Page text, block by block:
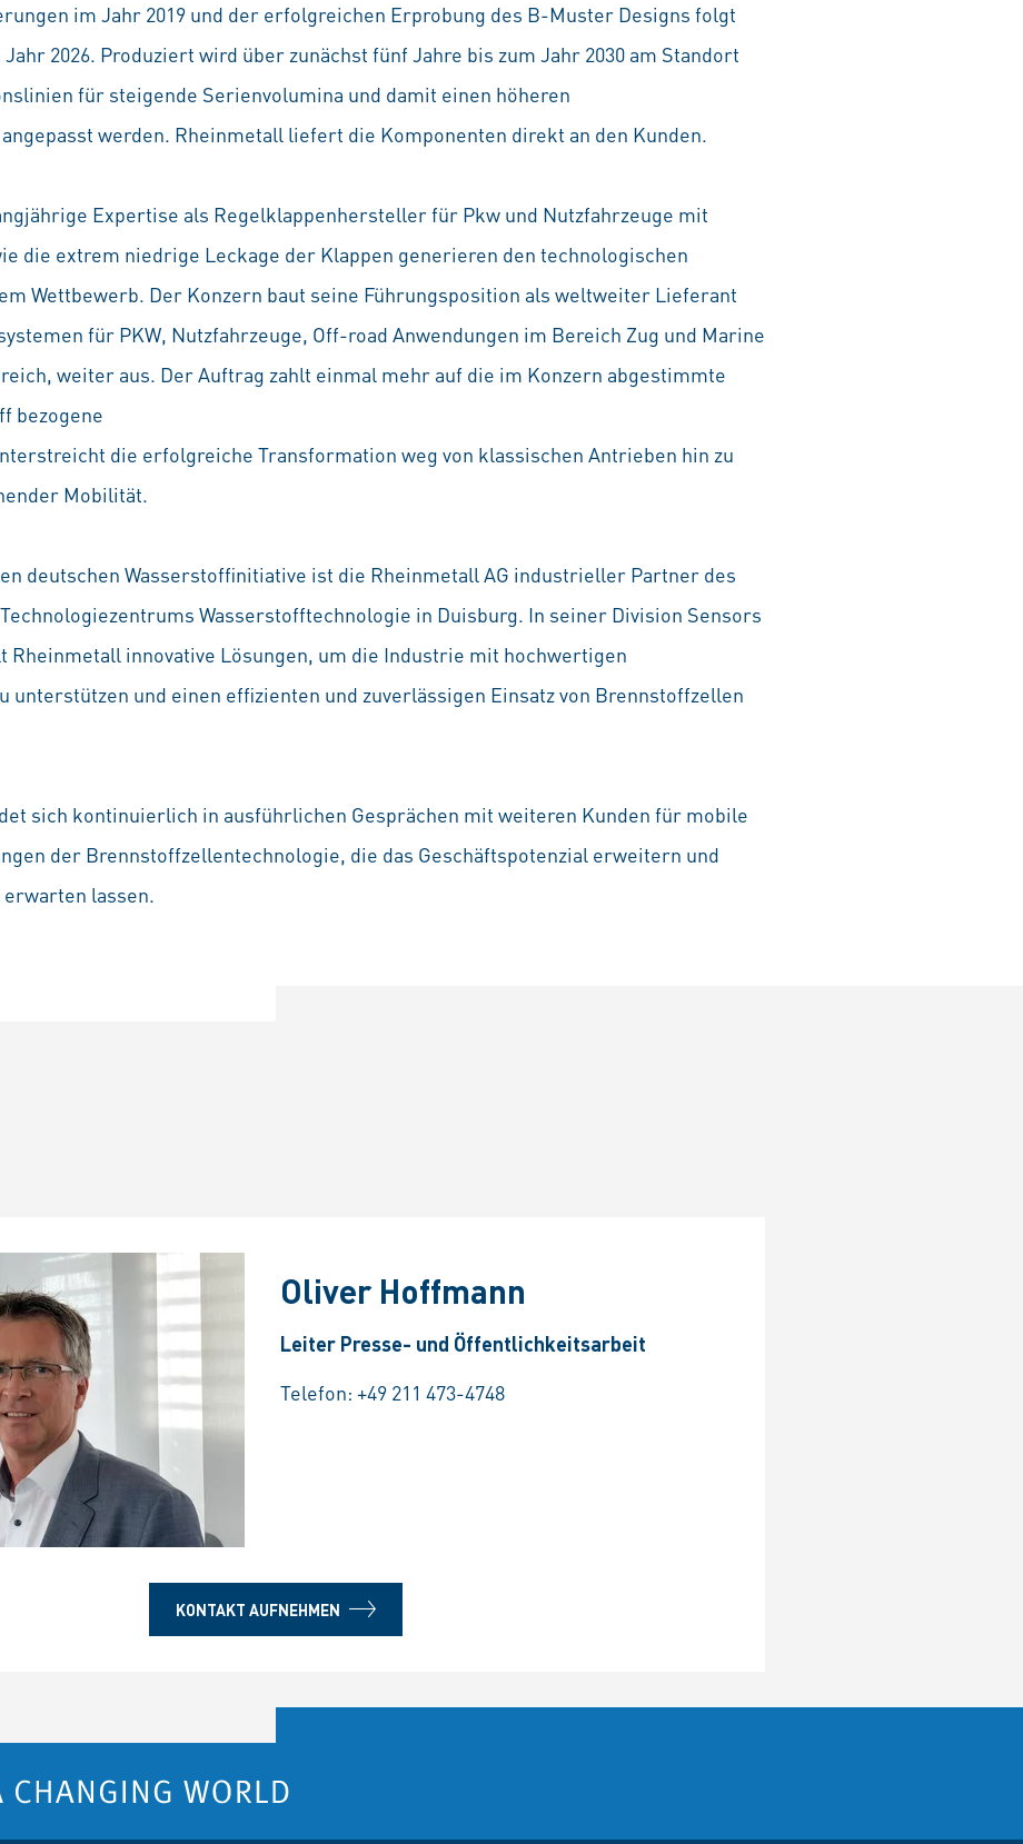
im Jahr 2019 und der erfolgreichen Erprobung des B-Muster Designs folgt
2026. Produziert wird über zunächst fünf Jahre bis zum Jahr 2030 am Standort
für steigende Serienvolumina und damit einen höheren
werden. Rheinmetall liefert die Komponenten direkt an den Kunden.
Expertise als Regelklappenhersteller für Pkw und Nutzfahrzeuge mit
die extrem niedrige Leckage der Klappen generieren den technologischen
Wettbewerb. Der Konzern baut seine Führungsposition als weltweiter Lieferant
für PKW, Nutzfahrzeuge, Off-road Anwendungen im Bereich Zug und Marine
weiter aus. Der Auftrag zahlt einmal mehr auf die im Konzern abgestimmte
bezogene
die erfolgreiche Transformation weg von klassischen Antrieben hin zu
Mobilität.
deutschen Wasserstoffinitiative ist die Rheinmetall AG industrieller Partner des
Wasserstofftechnologie in Duisburg. In seiner Division Sensors
Rheinmetall innovative Lösungen, um die Industrie mit hochwertigen
unterstützen und einen effizienten und zuverlässigen Einsatz von Brennstoffzellen
sich kontinuierlich in ausführlichen Gesprächen mit weiteren Kunden für mobile
der Brennstoffzellentechnologie, die das Geschäftspotenzial erweitern und
lassen.
Oliver Hoffmann
Leiter Presse- und Öffentlichkeitsarbeit
Telefon: +49 211 473-4748
KONTAKT AUFNEHMEN